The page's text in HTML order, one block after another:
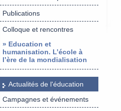
Publications
Colloque et rencontres
» Education et
humanisation. L’école à
l’ère de la mondialisation
Actualités de l'éducation
Campagnes et événements